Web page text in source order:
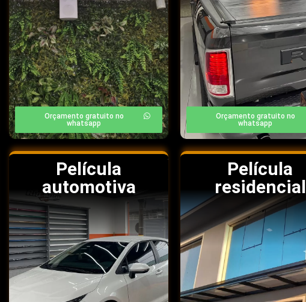
Orçamento gratuito no
whatsapp
Orçamento gratuito no
whatsapp
Película
automotiva
Película
residencial